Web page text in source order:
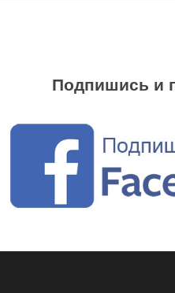
Подпишись и